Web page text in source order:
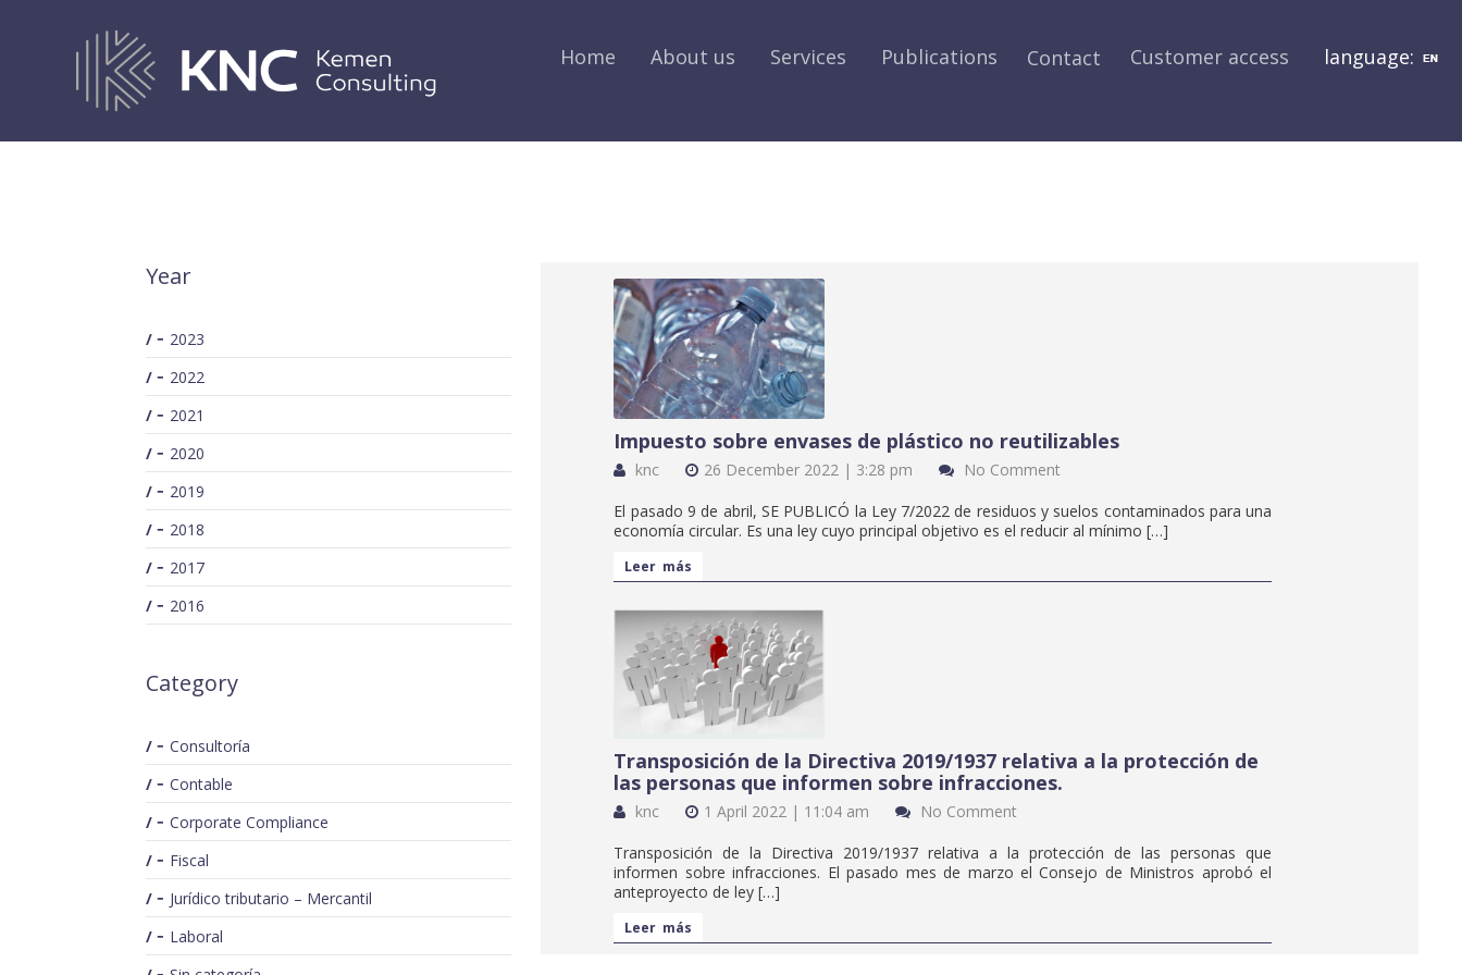
Home About us Services Publications Contact Customer access language:
Year
2023
2022
2021
2020
2019
2018
2017
2016
Category
Consultoría
Contable
Corporate Compliance
Fiscal
Jurídico tributario – Mercantil
Laboral
Impuesto sobre envases de plástico no reutilizables
knc 26 December 2022 | 3:28 pm
No Comment
El pasado 9 de abril, SE PUBLICÓ la Ley 7/2022 de residuos y suelos contaminados para una
economía circular. Es una ley cuyo principal objetivo es el reducir al mínimo […]
Leer más
Transposición de la Directiva 2019/1937 relativa a la protección de
las personas que informen sobre infracciones.
knc 1 April 2022 | 11:04 am
No Comment
Transposición de la Directiva 2019/1937 relativa a la protección de las personas que
informen sobre infracciones. El pasado mes de marzo el Consejo de Ministros aprobó el
anteproyecto de ley […]
Leer más